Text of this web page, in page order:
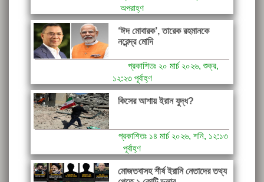
অপরাহ্ণ
‘ঈদ মোবারক’, তারেক রহমানকে
নরেন্দ্র মোদি
প্রকাশিতঃ ২০ মার্চ ২০২৬, শুক্র,
১২:২৩ পূর্বাহ্ণ
কিসের আশায় ইরান যুদ্ধ?
প্রকাশিতঃ ১৪ মার্চ ২০২৬, শনি, ১২:১৩
পূর্বাহ্ণ
মোজতবাসহ শীর্ষ ইরানি নেতাদের তথ্য